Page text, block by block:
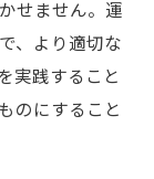
せません。運
、より適切な
実践すること
のにすること